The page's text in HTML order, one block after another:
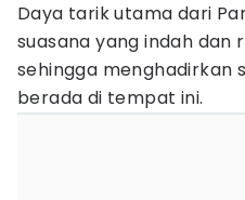
Daya tarik utama dari
suasana yang indah dan
sehingga menghadirkan
berada di tempat ini.